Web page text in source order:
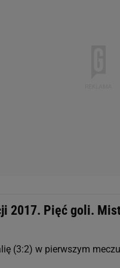
2017. Pięć goli.
(3:2) w pierwszym